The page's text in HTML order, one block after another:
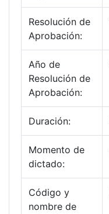
Resolución de
Aprobación:
Año de
Resolución de
Aprobación:
Duración:
Momento de
dictado:
Código y
nombre de